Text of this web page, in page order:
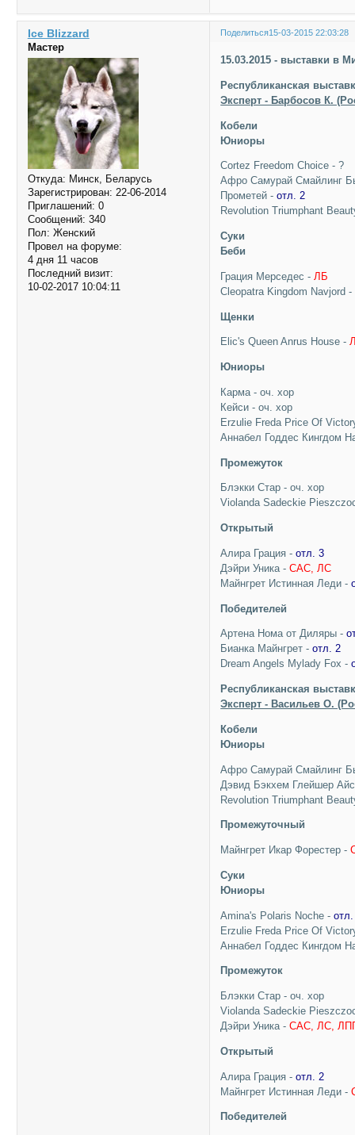
Поделиться15-03-2015 22:03:28
Ice Blizzard
Мастер
Откуда: Минск, Беларусь
Зарегистрирован: 22-06-2014
Приглашений: 0
Сообщений: 340
Пол: Женский
Провел на форуме:
4 дня 11 часов
Последний визит:
10-02-2017 10:04:11
15.03.2015 - выставки в
Республиканская
Эксперт - Барбосов К.
Кобели
Юниоры
Cortez Freedom Choice - ?
Афро Самурай Смайлинг
Прометей -отл. 2
Revolution Triumphant
Суки
Беби
Грация Мерседес - ЛБ
Cleopatra Kingdom Navjord -
Щенки
Elic's Queen Anrus House -
Юниоры
Карма - оч. хор
Кейси - оч. хор
Erzulie Freda Price Of
Аннабел Годдес Кингдом
Промежуток
Блэкки Стар - оч. хор
Violanda Sadeckie
Открытый
Алира Грация -отл. 3
Дэйри Уника -CAC, ЛС
Майнгрет Истинная Леди -
Победителей
Артена Нома от Диляры -
Бианка Майнгрет -отл. 2
Dream Angels Mylady Fox -
Республиканская
Эксперт - Васильев О.
Кобели
Юниоры
Афро Самурай Смайлинг
Дэвид Бэкхем Глейшер
Revolution Triumphant
Промежуточный
Майнгрет Икар Форестер -
Суки
Юниоры
Amina's Polaris Noche -
Erzulie Freda Price Of
Аннабел Годдес Кингдом
Промежуток
Блэкки Стар - оч. хор
Violanda Sadeckie
Дэйри Уника -CAC, ЛС,
Открытый
Алира Грация -отл. 2
Майнгрет Истинная Леди -
Победителей